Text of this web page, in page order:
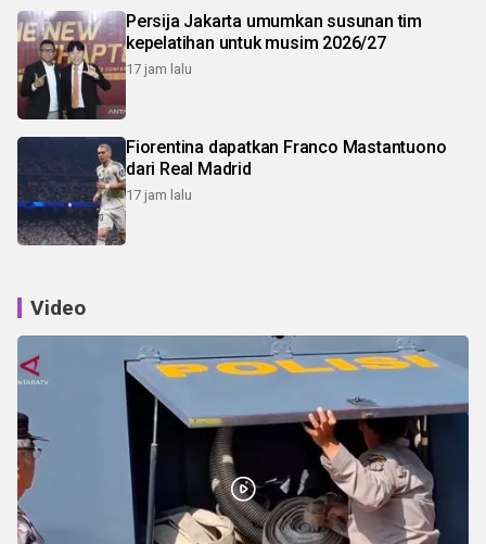
Persija Jakarta umumkan susunan tim
kepelatihan untuk musim 2026/27
17 jam lalu
Fiorentina dapatkan Franco Mastantuono
dari Real Madrid
17 jam lalu
Video